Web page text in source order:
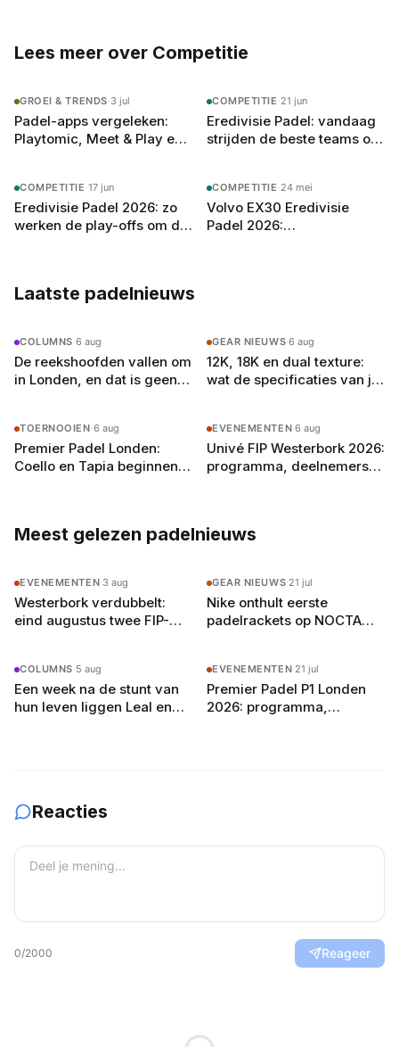
Lees meer over Competitie
GROEI & TRENDS·3 jul
Padel-apps vergeleken:
Playtomic, Meet & Play en
COMPETITIE ·21 jun
Eredivisie Padel: vandaag
strijden de beste teams om
COMPETITIE ·17 jun
Eredivisie Padel 2026: zo
werken de play-offs om de
COMPETITIE ·24 mei
Volvo EX30 Eredivisie
Padel 2026:
Laatste padelnieuws
COLUMNS·6 aug
De reekshoofden vallen om
in Londen, en dat is geen
GEAR NIEUWS·6 aug
12K, 18K en dual texture:
wat de specificaties van je
TOERNOOIEN·6 aug
Premier Padel Londen:
Coello en Tapia beginnen
EVENEMENTEN·6 aug
Univé FIP Westerbork 2026:
programma, deelnemers
Meest gelezen padelnieuws
EVENEMENTEN·3 aug
Westerbork verdubbelt:
eind augustus twee FIP-
GEAR NIEUWS·21 jul
Nike onthult eerste
padelrackets op NOCTA
COLUMNS·5 aug
Een week na de stunt van
hun leven liggen Leal en
EVENEMENTEN·21 jul
Premier Padel P1 Londen
2026: programma,
Reacties
0/2000 Reageer